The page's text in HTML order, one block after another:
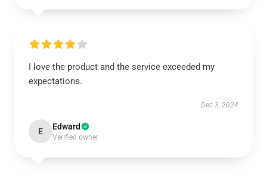
I love the product and the service exceeded my
expectations.
Dec 3, 2024
E Edward
Verified owner